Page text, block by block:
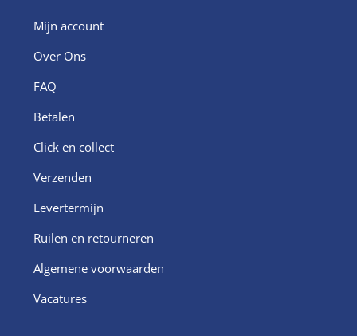
Mijn account
Over Ons
FAQ
Betalen
Click en collect
Verzenden
Levertermijn
Ruilen en retourneren
Algemene voorwaarden
Vacatures